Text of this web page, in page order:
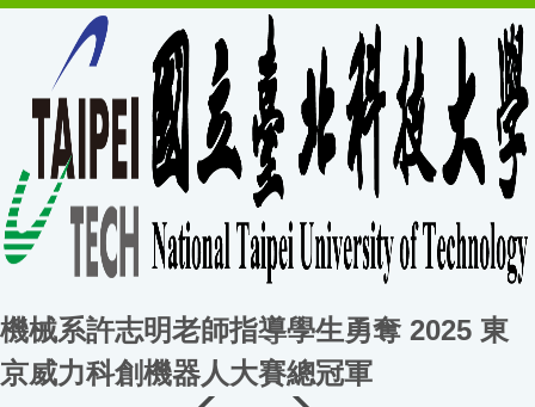
機械系許志明老師指導學生勇奪 2025 東
京威力科創機器人大賽總冠軍